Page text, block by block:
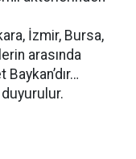
İzmir, Bursa,
arasında
Baykan’dır…